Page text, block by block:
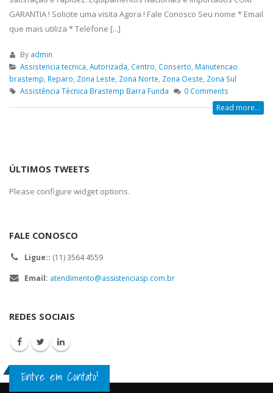
GARANTIA ! Solicite uma visita Agora ! Fale Conosco Seu nome * Email
que mais utiliza * Telefone [...]
By admin
Assistencia tecnica, Autorizada, Centro, Conserto, Manutencao
brastemp, Reparo, Zona Leste, Zona Norte, Zona Oeste, Zona Sul
Assistência Técnica Brastemp Barra Funda
0 Comments
Read more...
ÚLTIMOS TWEETS
Please configure widget options.
FALE CONOSCO
Ligue:: (11) 3564 4559
Email: atendimento@assistenciasp.com.br
REDES SOCIAIS
Entre em Contato!